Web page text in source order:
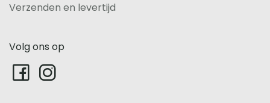
Verzenden en levertijd
Volg ons op